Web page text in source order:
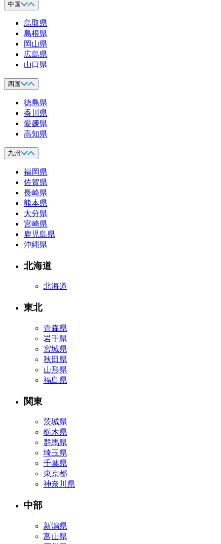
中国
鳥取県
島根県
岡山県
広島県
山口県
四国
徳島県
香川県
愛媛県
高知県
九州
福岡県
佐賀県
長崎県
熊本県
大分県
宮崎県
鹿児島県
沖縄県
北海道
北海道
東北
青森県
岩手県
宮城県
秋田県
山形県
福島県
関東
茨城県
栃木県
群馬県
埼玉県
千葉県
東京都
神奈川県
中部
新潟県
富山県